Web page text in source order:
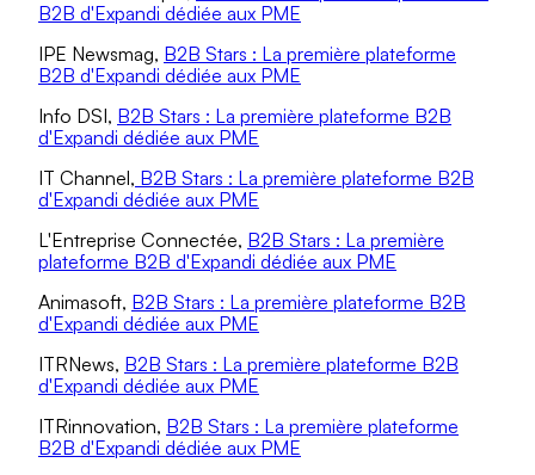
B2B d'Expandi dédiée aux PME
IPE Newsmag, B2B Stars : La première plateforme
B2B d'Expandi dédiée aux PME
Info DSI, B2B Stars : La première plateforme B2B
d'Expandi dédiée aux PME
IT Channel, B2B Stars : La première plateforme B2B
d'Expandi dédiée aux PME
L'Entreprise Connectée, B2B Stars : La première
plateforme B2B d'Expandi dédiée aux PME
Animasoft, B2B Stars : La première plateforme B2B
d'Expandi dédiée aux PME
ITRNews, B2B Stars : La première plateforme B2B
d'Expandi dédiée aux PME
ITRinnovation, B2B Stars : La première plateforme
B2B d'Expandi dédiée aux PME